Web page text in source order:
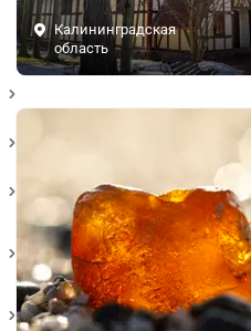
Калининградская
область